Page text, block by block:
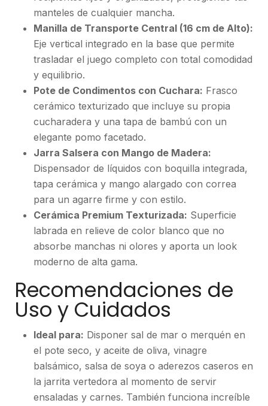
manteles de cualquier mancha.
Manilla de Transporte Central (16 cm de Alto):
Eje vertical integrado en la base que permite
trasladar el juego completo con total comodidad
y equilibrio.
Pote de Condimentos con Cuchara: Frasco
cerámico texturizado que incluye su propia
cucharadera y una tapa de bambú con un
elegante pomo facetado.
Jarra Salsera con Mango de Madera:
Dispensador de líquidos con boquilla integrada,
tapa cerámica y mango alargado con correa
para un agarre firme y con estilo.
Cerámica Premium Texturizada: Superficie
labrada en relieve de color blanco que no
absorbe manchas ni olores y aporta un look
moderno de alta gama.
Recomendaciones de
Uso y Cuidados
Ideal para: Disponer sal de mar o merquén en
el pote seco, y aceite de oliva, vinagre
balsámico, salsa de soya o aderezos caseros en
la jarrita vertedora al momento de servir
ensaladas y carnes. También funciona increíble